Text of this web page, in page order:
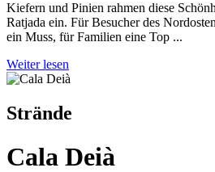
Kiefern und Pinien rahmen diese
Ratjada ein. Für Besucher des
ein Muss, für Familien eine Top ...
Weiter lesen
Strände
Cala Deià